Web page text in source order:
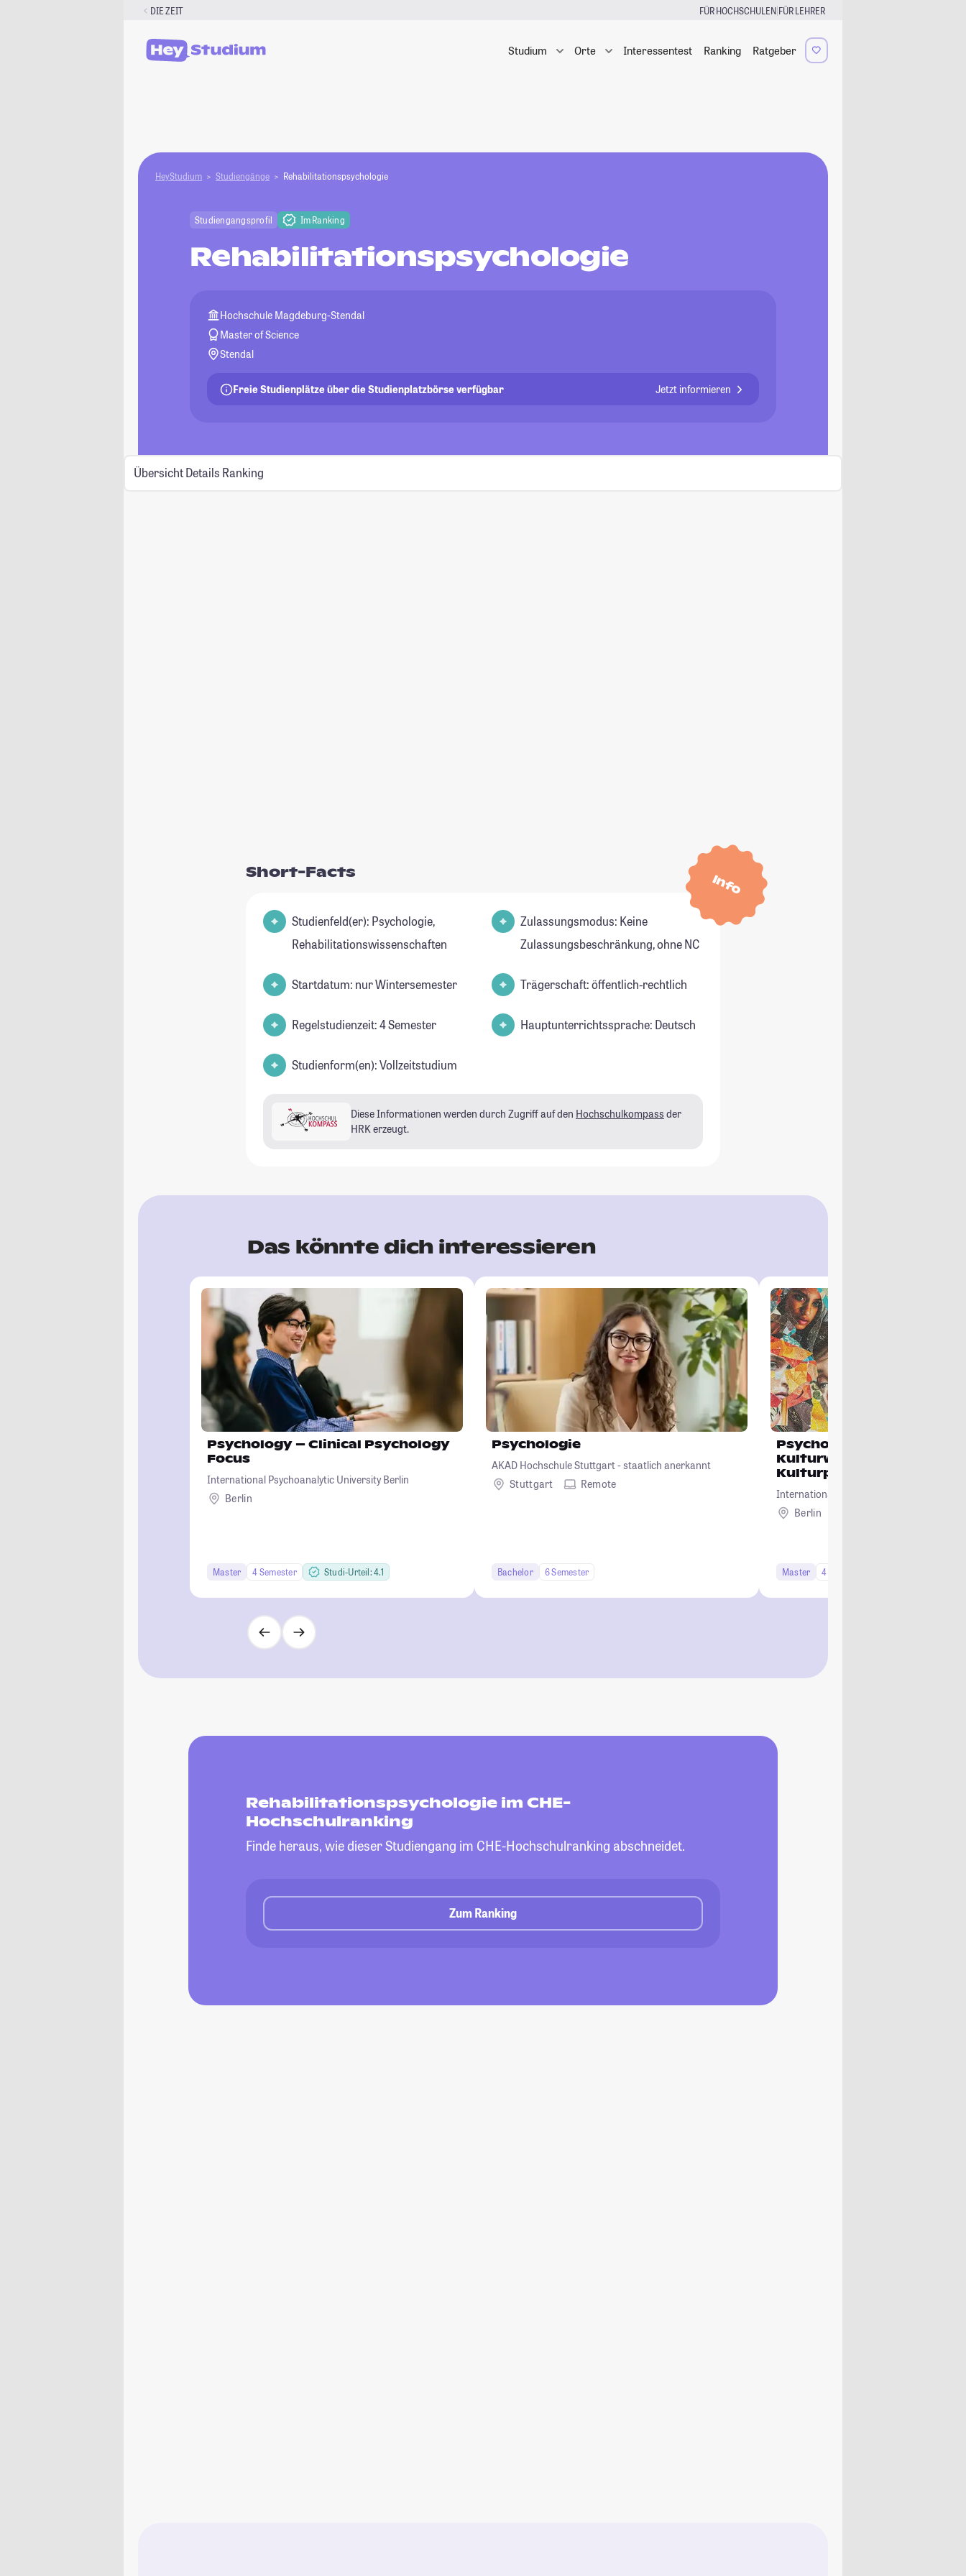
DIE ZEIT FÜR HOCHSCHULEN|FÜR LEHRER
Studium Orte Interessentest Ranking Ratgeber
HeyStudium Studiengänge Rehabilitationspsychologie
Studiengangsprofil Im Ranking
Rehabilitationspsychologie
Hochschule Magdeburg-Stendal
Master of Science
Stendal
Freie Studienplätze über die Studienplatzbörse verfügbar Jetzt informieren
Übersicht Details Ranking
Info
Short-Facts
Studienfeld(er): Psychologie,
Rehabilitationswissenschaften
Startdatum: nur Wintersemester
Regelstudienzeit: 4 Semester
Studienform(en): Vollzeitstudium
Zulassungsmodus: Keine
Zulassungsbeschränkung, ohne NC
Trägerschaft: öffentlich-rechtlich
Hauptunterrichtssprache: Deutsch
Diese Informationen werden durch Zugriff auf den Hochschulkompass der
HRK erzeugt.
Das könnte dich interessieren
Psychology – Clinical Psychology
Focus
International Psychoanalytic University Berlin
Berlin
Master 4 Semester Studi-Urteil: 4.1
Psychologie
AKAD Hochschule Stuttgart - staatlich anerkannt
Stuttgart
Remote
Bachelor 6 Semester
Psychoanalytische
Kulturwissenschaft und
Kulturpsychologie
International Psychoanalytic University
Berlin
Master 4 Semester
Rehabilitationspsychologie im CHE-
Hochschulranking
Finde heraus, wie dieser Studiengang im CHE-Hochschulranking abschneidet.
Zum Ranking